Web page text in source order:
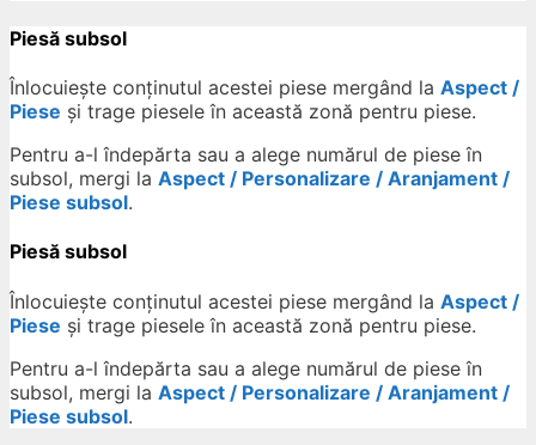
Piesă subsol
Înlocuiește conținutul acestei piese mergând la Aspect /
Piese și trage piesele în această zonă pentru piese.
Pentru a-l îndepărta sau a alege numărul de piese în
subsol, mergi la Aspect / Personalizare / Aranjament /
Piese subsol.
Piesă subsol
Înlocuiește conținutul acestei piese mergând la Aspect /
Piese și trage piesele în această zonă pentru piese.
Pentru a-l îndepărta sau a alege numărul de piese în
subsol, mergi la Aspect / Personalizare / Aranjament /
Piese subsol.